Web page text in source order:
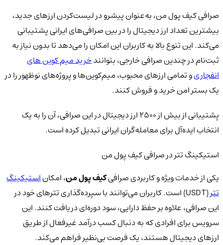
صرافی کیف پول من، به‌عنوان پیشرو در لیست‌کردن ارزهای جدید،
بیشترین تعداد ارز دیجیتال را در بین صرافی‌های ایرانی پشتیبانی
می‌کند. این تنوع بالا به کاربران این امکان را می‌دهد تا بدون نیاز به
ثبت‌نام در چندین صرافی خارجی، بتوانندخرید میم کوین های
انفجاریو تمامی ارزهای محبوب، میم‌کوین‌ها و پروژه‌های نوظهور را در
یک بستر امن خرید و فروش کنند.
پشتیبانی از بیش از ۲۵۰۰ ارز دیجیتال در این صرافی، آن را به یک
انتخاب ایده‌آل برای معامله‌گران ایرانی تبدیل کرده است.
استیکینگ تتر در صرافی کیف پول من
یکی از خدمات ویژه و کاربردی صرافیکیف پول من، امکاناستیکینگ
تتر
(USDT) است. کاربران می‌توانند با سپرده‌گذاری تترهای خود در
این صرافی، علاوه بر حفظ دارایی، سود دوره‌ای دریافت کنند. این
سرویس برای افرادی که به دنبال کسب درآمد غیرفعال از طریق
ارزهای دیجیتال هستند، یک فرصت بی‌نظیر فراهم می‌کند.